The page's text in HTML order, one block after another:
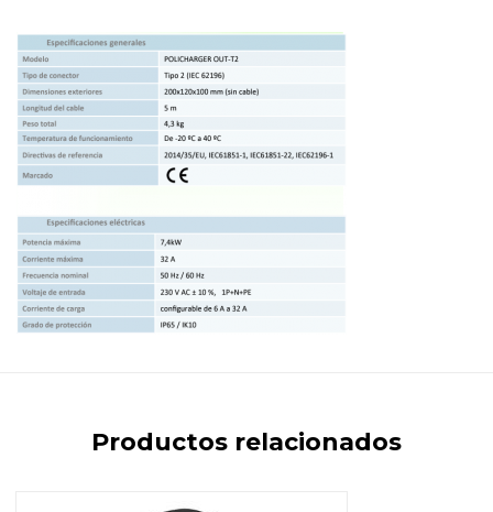
Productos relacionados